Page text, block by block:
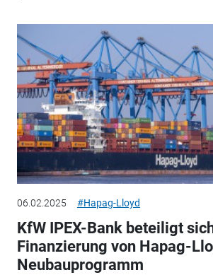
06.02.2025 #Hapag-Lloyd
KfW IPEX-Bank beteiligt
Finanzierung von Hapag-
Neubauprogramm